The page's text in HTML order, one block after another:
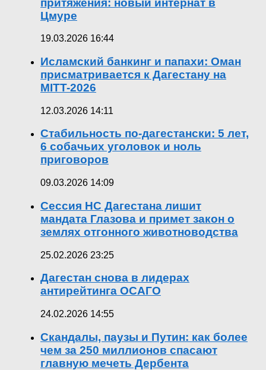
Цмуре
19.03.2026 16:44
Исламский банкинг и папахи: Оман
присматривается к Дагестану на
MITT-2026
12.03.2026 14:11
Стабильность по-дагестански: 5 лет,
6 собачьих уголовок и ноль
приговоров
09.03.2026 14:09
Сессия НС Дагестана лишит
мандата Глазова и примет закон о
землях отгонного животноводства
25.02.2026 23:25
Дагестан снова в лидерах
антирейтинга ОСАГО
24.02.2026 14:55
Скандалы, паузы и Путин: как более
чем за 250 миллионов спасают
главную мечеть Дербента